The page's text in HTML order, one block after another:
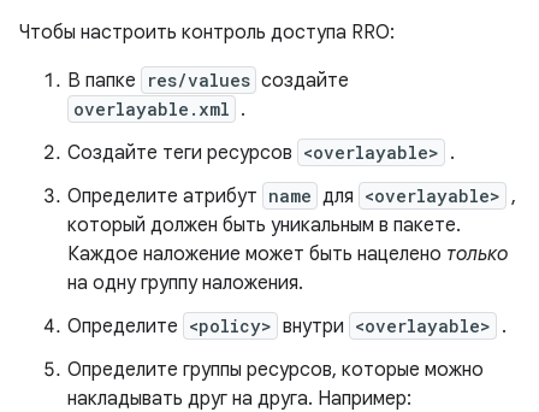
Чтобы настроить контроль доступа RRO:
В папке
res/values создайте
overlayable.xml .
Создайте теги ресурсов <overlayable> .
Определите атрибут name для <overlayable> ,
который должен быть уникальным в пакете.
Каждое наложение может быть нацелено только
на одну группу наложения.
Определите <policy> внутри <overlayable> .
Определите группы ресурсов, которые можно
накладывать друг на друга. Например: